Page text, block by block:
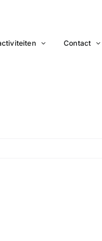
Contact